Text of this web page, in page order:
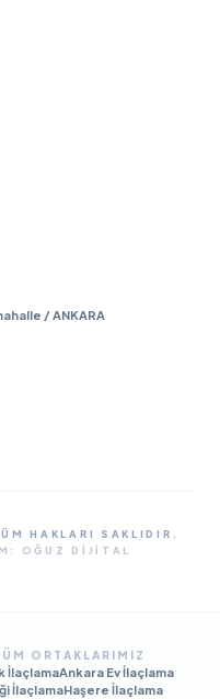
/ ANKARA
HAKLARI SAKLIDIR.
OĞUZ DIJITAL
ORTAKLARIMIZ
İlaçlamaAnkara Ev İlaçlama
İlaçlamaHaşere İlaçlama